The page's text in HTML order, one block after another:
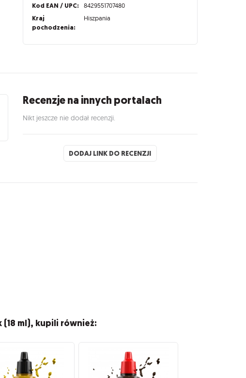
Kod EAN / UPC: 8429551707480
Kraj
pochodzenia:
Hiszpania
Recenzje na innych portalach
Nikt jeszcze nie dodał recenzji.
DODAJ LINK DO RECENZJI
ml), kupili również: